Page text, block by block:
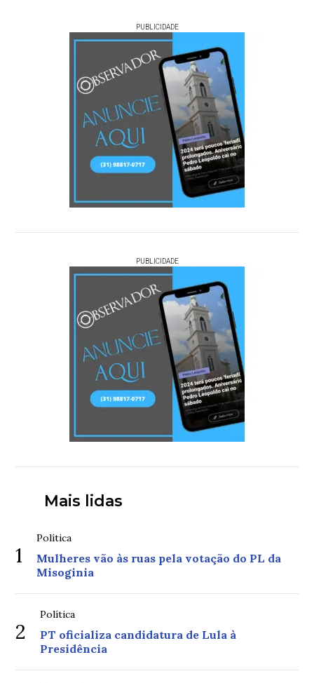
PUBLICIDADE
PUBLICIDADE
Mais lidas
1
Política
Mulheres vão às ruas pela votação do PL da
Misoginia
2
Política
PT oficializa candidatura de Lula à
Presidência